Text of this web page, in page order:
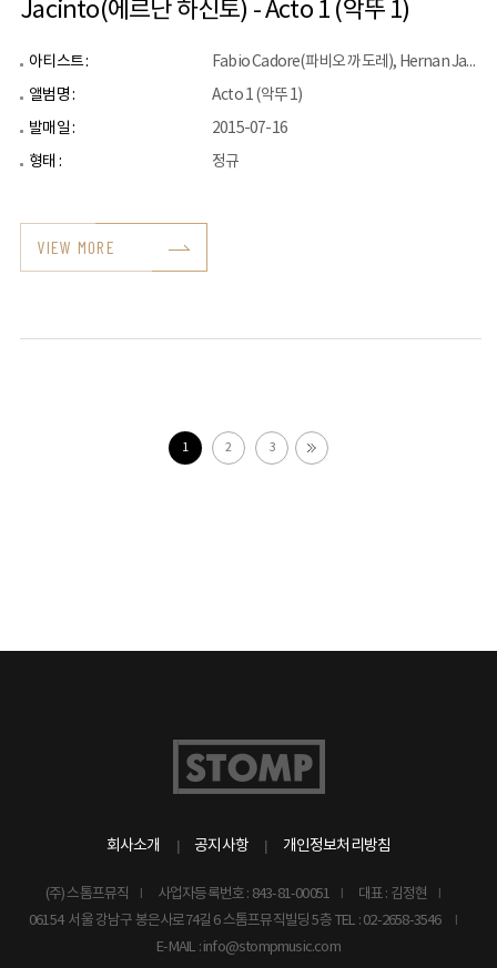
Jacinto(에르난 하신토) - Acto 1 (악뚜 1)
아티스트 :
Fabio Cadore(파비오 까도레), Hernan Jacinto(에르난 하신토)
앨범명 :
Acto 1 (악뚜 1)
발매일 :
2015-07-16
형태 :
정규
VIEW MORE
1 2 3
회사소개 공지사항 개인정보처리방침
(주) 스톰프뮤직 사업자등록번호 : 843-81-00051
대표 : 김정현
06154 서울 강남구 봉은사로74길 6 스톰프뮤직빌딩 5층 TEL : 02-2658-3546
E-MAIL : info@stompmusic.com